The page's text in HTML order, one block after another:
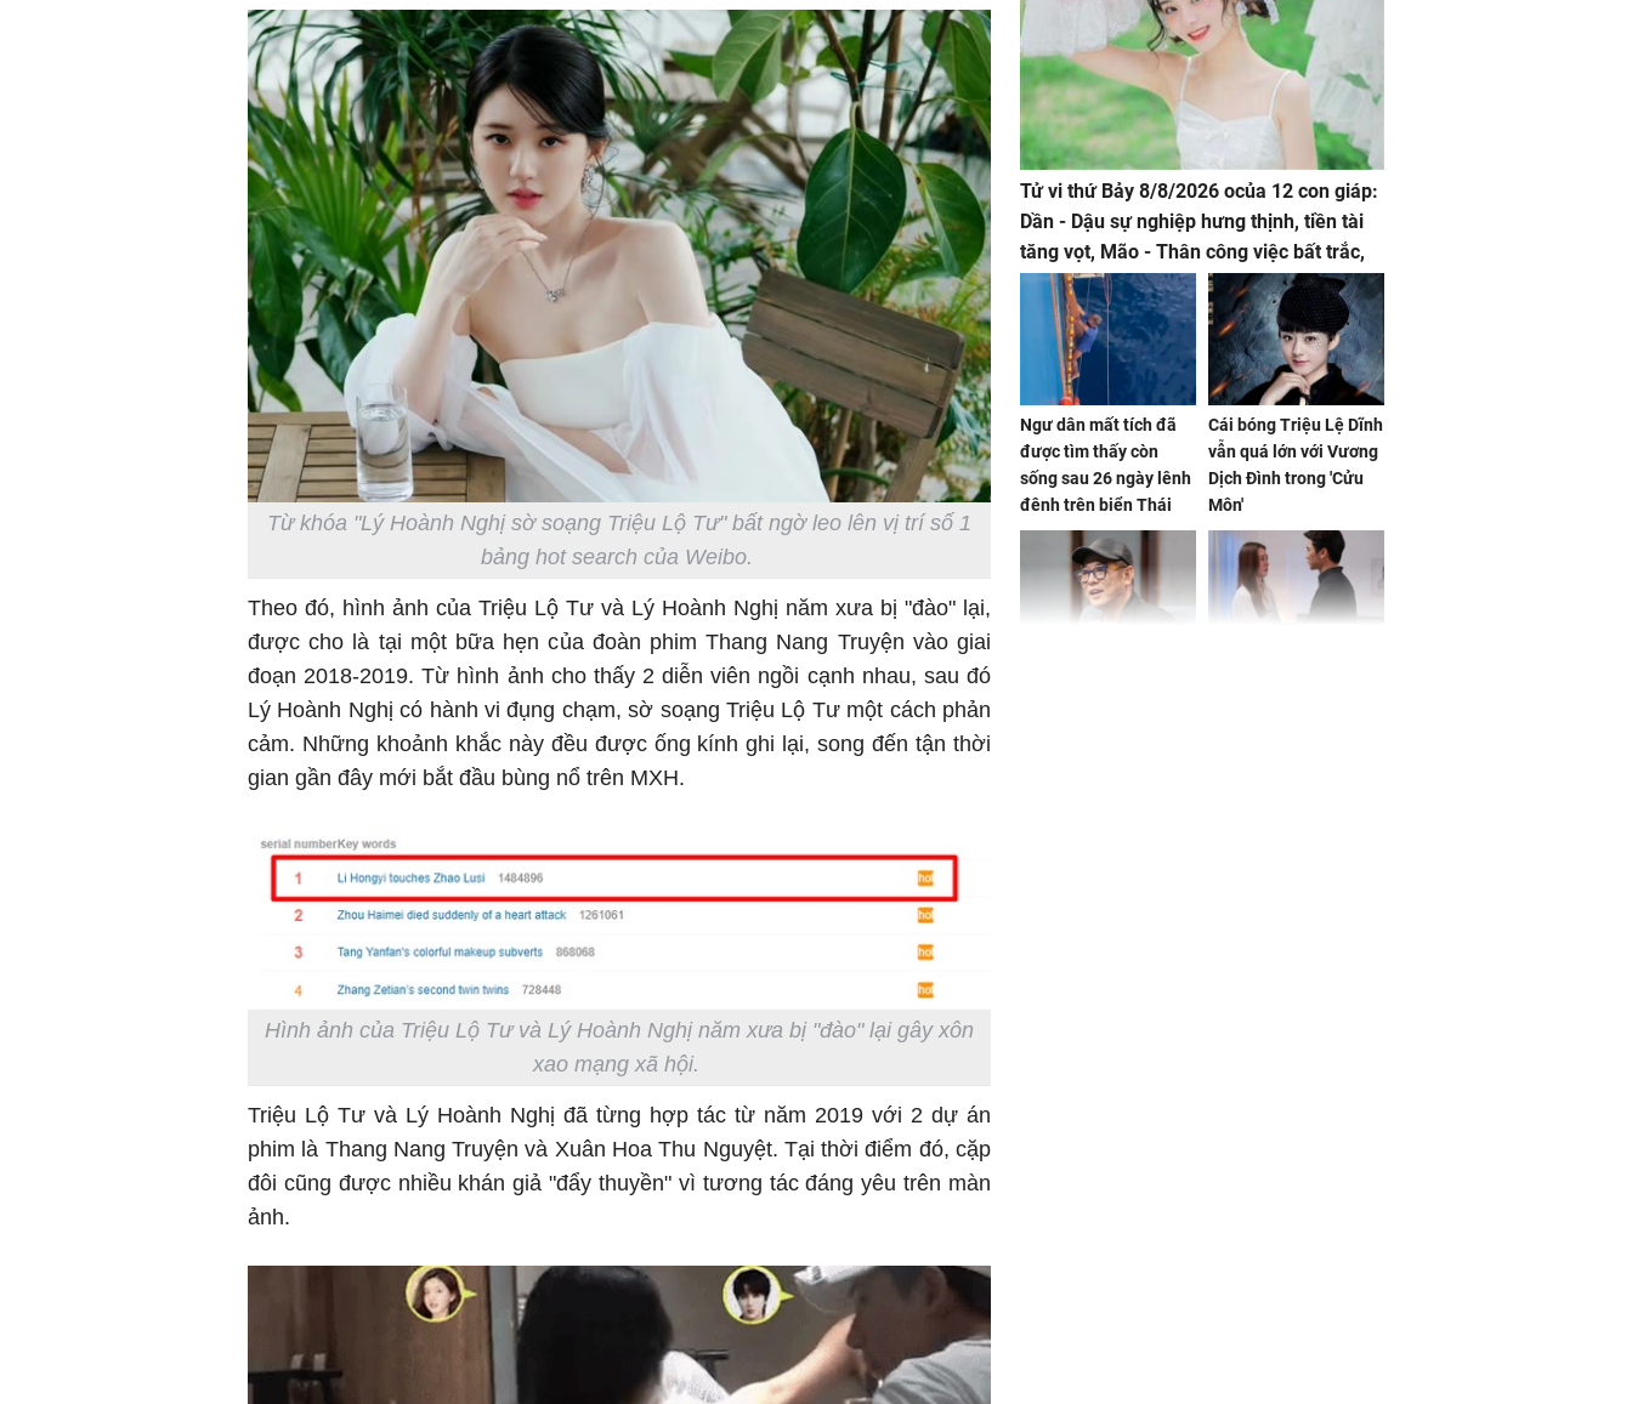
Từ khóa "Lý Hoành Nghị sờ soạng Triệu Lộ Tư" bất ngờ leo lên vị trí số 1
bảng hot search của Weibo.
Theo đó, hình ảnh của Triệu Lộ Tư và Lý Hoành Nghị năm xưa bị "đào" lại,
được cho là tại một bữa hẹn của đoàn phim Thang Nang Truyện vào giai
đoạn 2018-2019. Từ hình ảnh cho thấy 2 diễn viên ngồi cạnh nhau, sau đó
Lý Hoành Nghị có hành vi đụng chạm, sờ soạng Triệu Lộ Tư một cách phản
cảm. Những khoảnh khắc này đều được ống kính ghi lại, song đến tận thời
gian gần đây mới bắt đầu bùng nổ trên MXH.
Hình ảnh của Triệu Lộ Tư và Lý Hoành Nghị năm xưa bị "đào" lại gây xôn
xao mạng xã hội.
Triệu Lộ Tư và Lý Hoành Nghị đã từng hợp tác từ năm 2019 với 2 dự án
phim là Thang Nang Truyện và Xuân Hoa Thu Nguyệt. Tại thời điểm đó, cặp
đôi cũng được nhiều khán giả "đẩy thuyền" vì tương tác đáng yêu trên màn
ảnh.
Tử vi thứ Bảy 8/8/2026 ocủa 12 con giáp:
Dần - Dậu sự nghiệp hưng thịnh, tiền tài
tăng vọt, Mão - Thân công việc bất trắc,
tiền mất tật mang
Ngư dân mất tích đã
được tìm thấy còn
sống sau 26 ngày lênh
đênh trên biển Thái
Bình Dương
Cái bóng Triệu Lệ Dĩnh
vẫn quá lớn với Vương
Dịch Đình trong 'Cửu
Môn'